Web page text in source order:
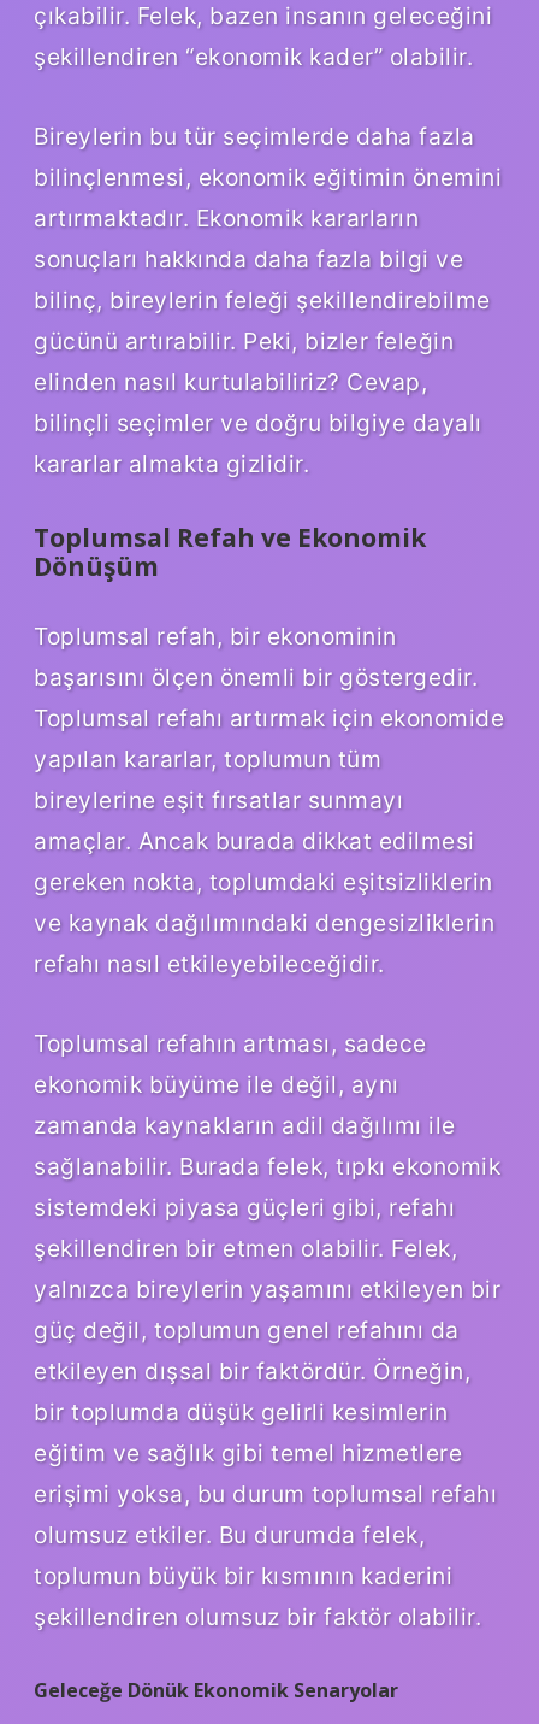
çıkabilir. Felek, bazen insanın geleceğini
şekillendiren “ekonomik kader” olabilir.
Bireylerin bu tür seçimlerde daha fazla
bilinçlenmesi, ekonomik eğitimin önemini
artırmaktadır. Ekonomik kararların
sonuçları hakkında daha fazla bilgi ve
bilinç, bireylerin feleği şekillendirebilme
gücünü artırabilir. Peki, bizler feleğin
elinden nasıl kurtulabiliriz? Cevap,
bilinçli seçimler ve doğru bilgiye dayalı
kararlar almakta gizlidir.
Toplumsal Refah ve Ekonomik
Dönüşüm
Toplumsal refah, bir ekonominin
başarısını ölçen önemli bir göstergedir.
Toplumsal refahı artırmak için ekonomide
yapılan kararlar, toplumun tüm
bireylerine eşit fırsatlar sunmayı
amaçlar. Ancak burada dikkat edilmesi
gereken nokta, toplumdaki eşitsizliklerin
ve kaynak dağılımındaki dengesizliklerin
refahı nasıl etkileyebileceğidir.
Toplumsal refahın artması, sadece
ekonomik büyüme ile değil, aynı
zamanda kaynakların adil dağılımı ile
sağlanabilir. Burada felek, tıpkı ekonomik
sistemdeki piyasa güçleri gibi, refahı
şekillendiren bir etmen olabilir. Felek,
yalnızca bireylerin yaşamını etkileyen bir
güç değil, toplumun genel refahını da
etkileyen dışsal bir faktördür. Örneğin,
bir toplumda düşük gelirli kesimlerin
eğitim ve sağlık gibi temel hizmetlere
erişimi yoksa, bu durum toplumsal refahı
olumsuz etkiler. Bu durumda felek,
toplumun büyük bir kısmının kaderini
şekillendiren olumsuz bir faktör olabilir.
Geleceğe Dönük Ekonomik Senaryolar